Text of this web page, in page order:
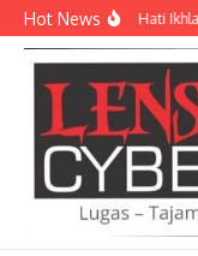
Lewati ke konten
Hot NewsDengan Hati